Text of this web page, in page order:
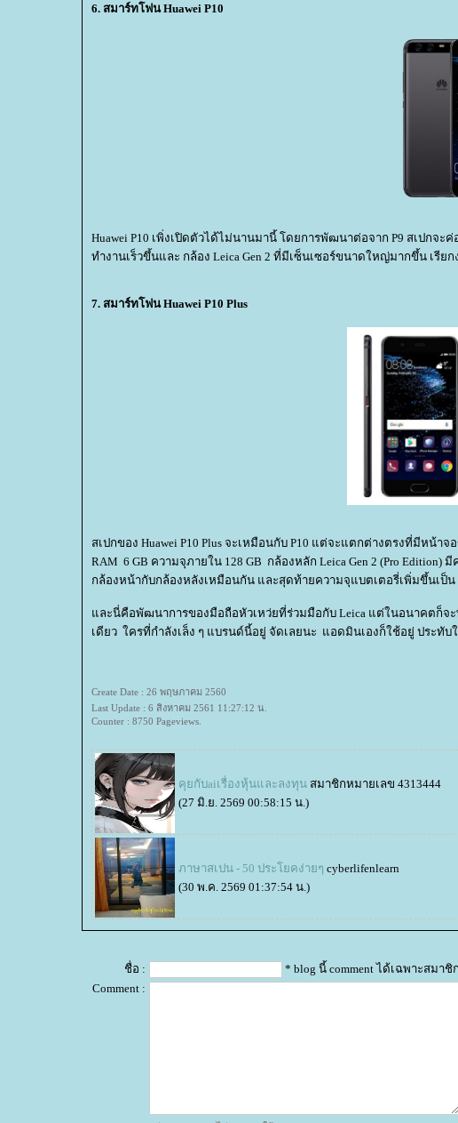
6. สมาร์ทโฟน Huawei P10
Huawei P10 เพิ่งเปิดตัวได้ไม่นานมานี้ โดยการพัฒนาต่อจาก P9 สเปกจะ
ทำงานเร็วขึ้นและ กล้อง Leica Gen 2 ที่มีเซ็นเซอร์ขนาดใหญ่มากขึ้น เรี
7. สมาร์ทโฟน Huawei P10 Plus
สเปกของ Huawei P10 Plus จะเหมือนกับ P10 แต่จะแตกต่างตรงที่มีหน้า
RAM 6 GB ความจุภายใน 128 GB กล้องหลัก Leica Gen 2 (Pro Edition) มี
กล้องหน้ากับกล้องหลังเหมือนกัน และสุดท้ายความจุแบตเตอรี่เพิ่มขึ้นเป็น
ละนี่คือพัฒนาการของมือถือหัวเหว่ยที่ร่วมมือกับ Leica แต่ในอนาคตก็จ
เดียว ใครที่กำลังเล็ง ๆ แบรนด์นี้อยู่ จัดเลยนะ แอดมินเองก็ใช้อยู่ ประทับ
Create Date : 26 พฤษภาคม 2560
Last Update : 6 สิงหาคม 2561 11:27:12 น.
Counter : 8750 Pageviews.
คุยกับaiเรื่องหุ้นและลงทุน สมาชิกหมายเลข 4313444
(27 มิ.ย. 2569 00:58:15 น.)
ภาษาสเปน - 50 ประโยคง่ายๆ cyberlifenlearn
(30 พ.ค. 2569 01:37:54 น.)
ชื่อ :
* blog นี้ comment ได้เฉพาะสมาชิก
Comment :